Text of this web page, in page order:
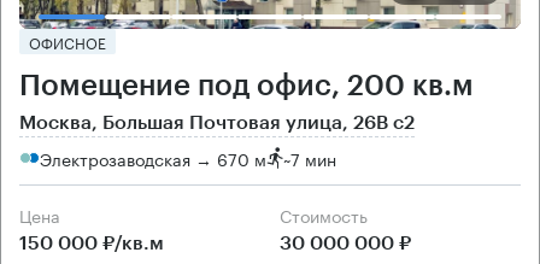
ОФИСНОЕ
Помещение под офис, 200 кв.м
Москва, Большая Почтовая улица, 26В с2
Электрозаводская → 670 м ~7 мин
Цена
150 000 ₽/кв.м
Cтоимость
30 000 000 ₽